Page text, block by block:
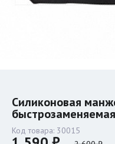
Силиконовая
быстрозаменяемая
Код товара: 30015